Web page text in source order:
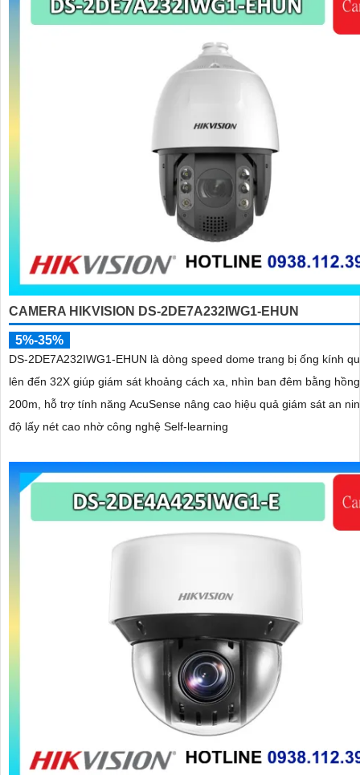
CAMERA HIKVISION DS-2DE7A232IWG1-EHUN
5%-35%
DS-2DE7A232IWG1-EHUN là dòng speed dome trang bị ống kính
lên đến 32X giúp giám sát khoảng cách xa, nhìn ban đêm bằng
200m, hỗ trợ tính năng AcuSense nâng cao hiệu quả giám sát an
độ lấy nét cao nhờ công nghệ Self-learning